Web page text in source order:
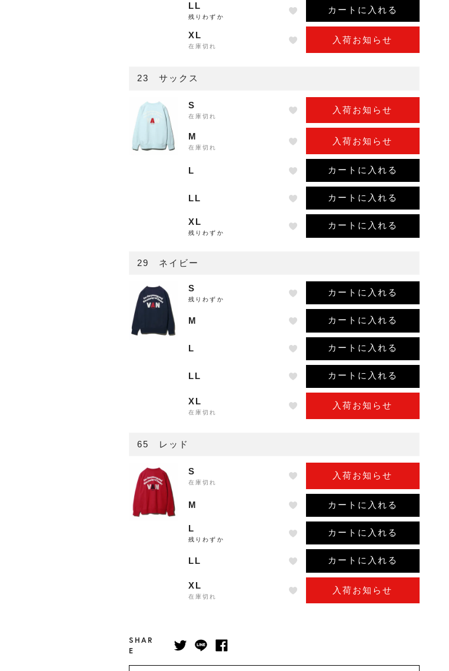
LL
残りわずか
カートに入れる
XL
在庫切れ
入荷お知らせ
23 サックス
S
在庫切れ
入荷お知らせ
M
在庫切れ
入荷お知らせ
L カートに入れる
LL カートに入れる
XL
残りわずか
カートに入れる
29 ネイビー
S
残りわずか
カートに入れる
M カートに入れる
L カートに入れる
LL カートに入れる
XL
在庫切れ
入荷お知らせ
65 レッド
S
在庫切れ
入荷お知らせ
M カートに入れる
L
残りわずか
カートに入れる
LL カートに入れる
XL
在庫切れ
入荷お知らせ
SHAR
E